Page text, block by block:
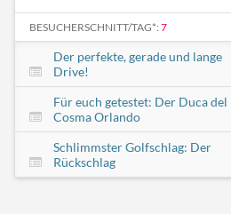
BESUCHERSCHNITT/TAG*: 7
Der perfekte, gerade und lange
Drive!
Für euch getestet: Der Duca del
Cosma Orlando
Schlimmster Golfschlag: Der
Rückschlag